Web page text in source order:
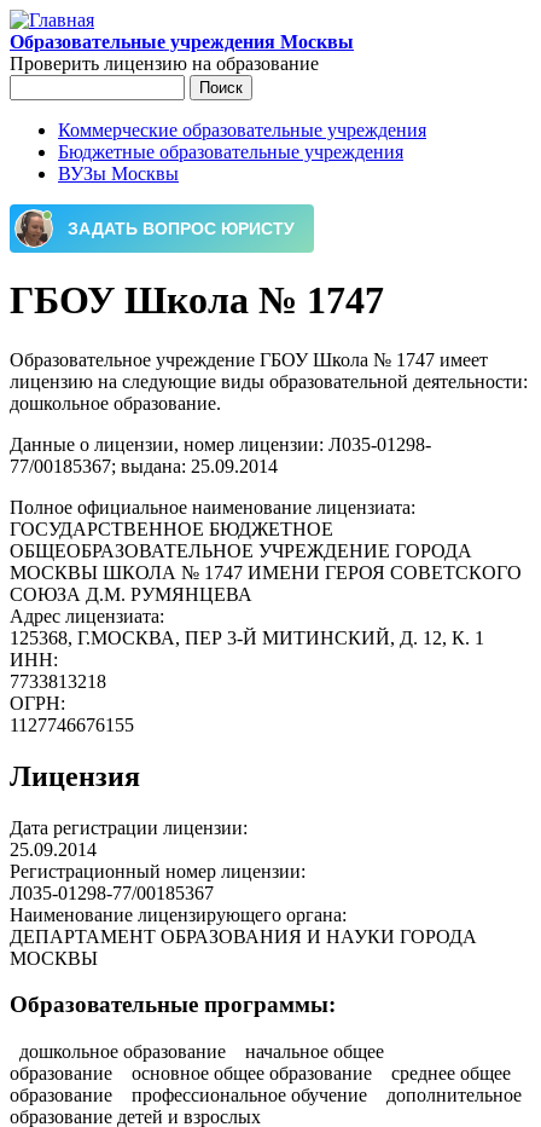
Перейти к основному содержанию
Образовательные учреждения Москвы
Проверить лицензию на образование
Главное меню
Коммерческие образовательные учреждения
Бюджетные образовательные учреждения
ВУЗы Москвы
ГБОУ Школа № 1747
Образовательное учреждение ГБОУ Школа № 1747 имеет
лицензию на следующие виды образовательной деятельности:
дошкольное образование.
Данные о лицензии, номер лицензии: Л035-01298-
77/00185367; выдана: 25.09.2014
Полное официальное наименование лицензиата:
ГОСУДАРСТВЕННОЕ БЮДЖЕТНОЕ
ОБЩЕОБРАЗОВАТЕЛЬНОЕ УЧРЕЖДЕНИЕ ГОРОДА
МОСКВЫ ШКОЛА № 1747 ИМЕНИ ГЕРОЯ СОВЕТСКОГО
СОЮЗА Д.М. РУМЯНЦЕВА
Адрес лицензиата:
125368, Г.МОСКВА, ПЕР 3-Й МИТИНСКИЙ, Д. 12, К. 1
ИНН:
7733813218
ОГРН:
1127746676155
Лицензия
Дата регистрации лицензии:
25.09.2014
Регистрационный номер лицензии:
Л035-01298-77/00185367
Наименование лицензирующего органа:
ДЕПАРТАМЕНТ ОБРАЗОВАНИЯ И НАУКИ ГОРОДА
МОСКВЫ
Образовательные программы:
дошкольное образование
начальное общее
образование
основное общее образование
среднее общее
образование
профессиональное обучение
дополнительное
образование детей и взрослых